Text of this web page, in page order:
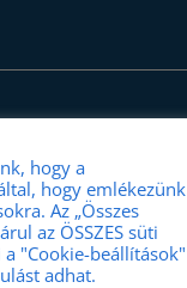
hogy a
hogy emlékezünk
Az „Összes
az ÖSSZES süti
"Cookie-beállítások"
adhat.